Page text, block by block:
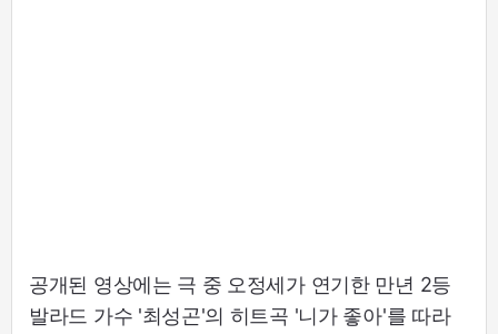
공개된 영상에는 극 중 오정세가 연기한 만년 2등
발라드 가수 '최성곤'의 히트곡 '니가 좋아'를 따라